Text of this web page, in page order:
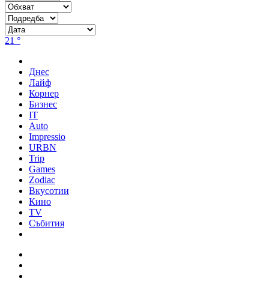
21 °
Днес
Лайф
Корнер
Бизнес
IT
Auto
Impressio
URBN
Trip
Games
Zodiac
Вкусотии
Кино
TV
Събития